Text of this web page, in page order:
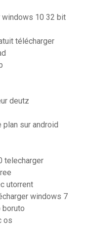
windows 10 32 bit
télécharger
deutz
sur android
telecharger
utorrent
windows 7
boruto
os